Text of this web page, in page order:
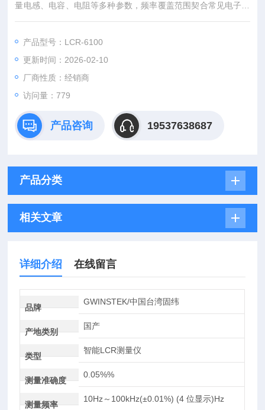
量电感、电容、电阻等多种参数，频率覆盖范围契合常见电子元
件工作频率。基本精度良好，数据可信度高。拥有自动量程切换
持数据存储与传输，方便用户留存及分析测量数据。无论是用于
电子元件生产检测，还是科研、维修场景，都能凭借稳定性能，
高效助力保障电子元件与电路的良好性能 。
产品型号：LCR-6100
更新时间：2026-02-10
厂商性质：经销商
访问量：779
产品咨询 19537638687
产品分类
相关文章
详细介绍 在线留言
品牌
GWINSTEK/中国台湾固纬
产地类别
国产
类型
智能LCR测量仪
测量准确度
0.05%%
测量频率
10Hz～100kHz(±0.01%) (4 位显示)Hz